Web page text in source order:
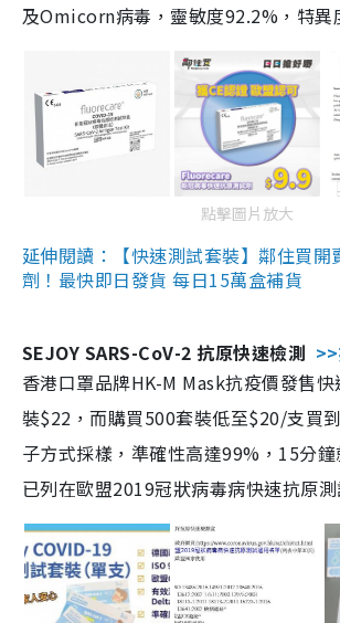
及Omicorn病毒，靈敏度92.2%，特異
點擊圖片放大
延伸閱讀：【快速測試套裝】鄰住買開
劑！最快即日發貨 每日15萬盒補貨
SEJOY SARS-CoV-2 抗原快速檢測
香港口罩品牌HK-M Mask抗疫價發售
裝$22，而購買500套裝低至$20/支買
子方式採樣，準確性高達99%，15分
已列在歐盟2019冠狀病毒病快速抗原測